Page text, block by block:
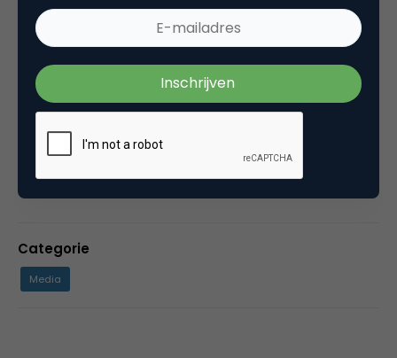
vinden, schrijven we zelf een artikel. Als redactie
zijn we ook verantwoordelijk voor de
samenstelling van het NIMA Marketingfacts
Jaarboek en we treden ook geregeld op als
moderator of presentator bij events met
vakgenoten. In het colofon vind je onze
contactgegevens.
Categorie
Media